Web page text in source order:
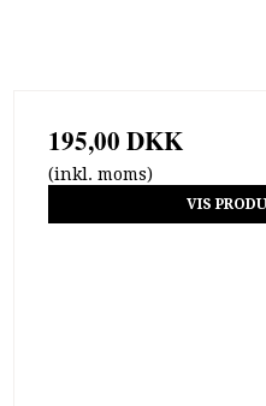
195,00 DKK
(inkl. moms)
VIS